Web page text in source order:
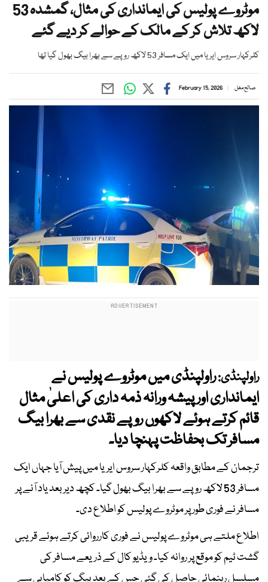
موٹروے پولیس کی ایمانداری کی مثال، گمشدہ 53
لاکھ تلاش کر کے مالک کے حوالے کر دیے گئے
کلرکہار سروس ایریا میں ایک مسافر 53 لاکھ روپے سے بھرا بیگ بھول گیا تھا
صالح مغل February 15, 2026
راولپنڈی:راولپنڈی میں موٹروے پولیس نے
ایمانداری اور پیشہ ورانہ ذمہ داری کی اعلیٰ مثال
قائم کرتے ہوئے لاکھوں روپے نقدی سے بھرا بیگ
مسافر تک بحفاظت پہنچا دیا۔
ترجمان کے مطابق واقعہ کلرکہار سروس ایریا میں پیش آیا جہاں ایک
مسافر 53 لاکھ روپے سے بھرا بیگ بھول گیا۔ کچھ دیر بعد یاد آنے پر
مسافر نے فوری طور پر موٹروے پولیس کو اطلاع دی۔
اطلاع ملتے ہی موٹروے پولیس نے فوری کارروائی کرتے ہوئے قریبی
گشت ٹیم کو موقع پر روانہ کیا۔ ویڈیو کال کے ذریعے مسافر کی
مسلسل رہنمائی حاصل کی گئی جس کے بعد بیگ کو کامیابی سے